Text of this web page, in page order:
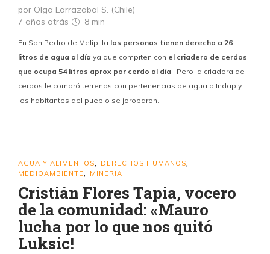
por Olga Larrazabal S. (Chile)
7 años atrás
8 min
En San Pedro de Melipilla las personas tienen derecho a 26
litros de agua al día ya que compiten con el criadero de cerdos
que ocupa 54 litros aprox por cerdo al día. Pero la criadora de
cerdos le compró terrenos con pertenencias de agua a Indap y
los habitantes del pueblo se jorobaron.
AGUA Y ALIMENTOS DERECHOS HUMANOS
MEDIOAMBIENTE MINERIA
Cristián Flores Tapia, vocero
de la comunidad: «Mauro
lucha por lo que nos quitó
Luksic!